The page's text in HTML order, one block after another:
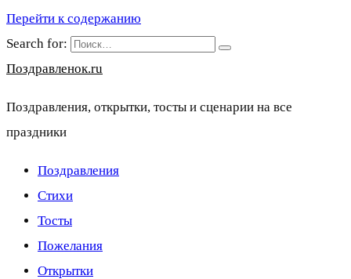
Перейти к содержанию
Search for:
Поздравленок.ru
Поздравления, открытки, тосты и сценарии на все
праздники
Поздравления
Стихи
Тосты
Пожелания
Открытки